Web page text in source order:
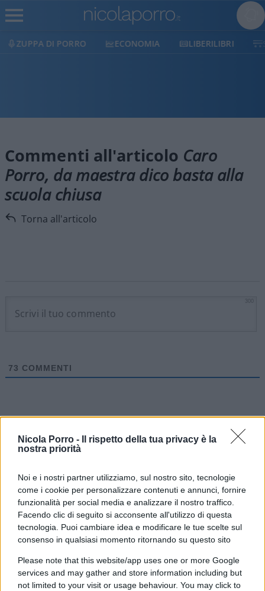
Nicola Porro -
Il rispetto della tua privacy è la
nostra priorità
Noi e i nostri partner utilizziamo, sul nostro sito, tecnologie
come i cookie per personalizzare contenuti e annunci, fornire
funzionalità per social media e analizzare il nostro traffico.
Facendo clic di seguito si acconsente all'utilizzo di questa
tecnologia. Puoi cambiare idea e modificare le tue scelte sul
consenso in qualsiasi momento ritornando su questo sito
Please note that this website/app uses one or more Google
services and may gather and store information including but
not limited to your visit or usage behaviour. You may click to
ZUPPA DI PORRO ECONOMIA LIBERILIBRI
Commenti all'articolo Caro
Porro, da maestra dico basta alla
scuola chiusa
Torna all'articolo
73 COMMENTI
IL PIÙ LETTO DEL MESE